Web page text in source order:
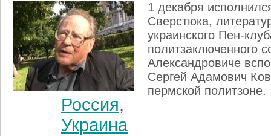
1 декабря
Сверстюка,
украинского Пен-
политзаключенного
Александровиче
Сергей Адамович
пермской политзоне.
Россия,
Украина